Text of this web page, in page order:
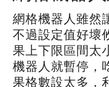
網格機器人雖然
不過設定值好壞
果上下限區間太
機器人就暫停，
果格數設太多，